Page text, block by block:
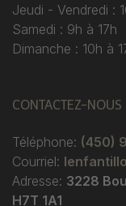
Jeudi - Vendredi :
Samedi : 9h à 17h
Dimanche : 10h à
CONTACTEZ-NOUS
Téléphone: (450)
Courriel:
Adresse: 3228
H7T 1A1